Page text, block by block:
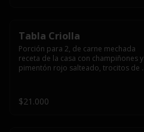
Tabla Criolla
Porción para 2, de carne mechada
receta de la casa con champiñones y
pimentón rojo salteado, trocitos de
papas fritas.
$21.000